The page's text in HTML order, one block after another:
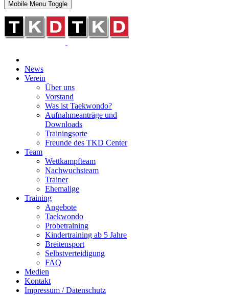
Mobile Menu Toggle
News
Verein
Über uns
Vorstand
Was ist Taekwondo?
Aufnahmeanträge und
Downloads
Trainingsorte
Freunde des TKD Center
Team
Wettkampfteam
Nachwuchsteam
Trainer
Ehemalige
Training
Angebote
Taekwondo
Probetraining
Kindertraining ab 5 Jahre
Breitensport
Selbstverteidigung
FAQ
Medien
Kontakt
Impressum / Datenschutz